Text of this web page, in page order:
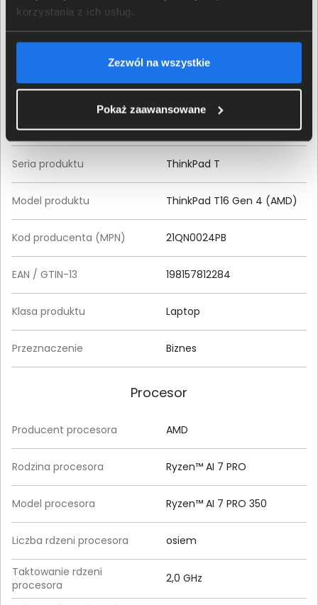
korzystania z ich usług.
Zezwól na wszystkie
Pokaż zaawansowane
Specyfikacja techniczna Lenovo ThinkPad T16
Gen 4 (AMD) 21QN0024PB
Producent Lenovo
Rodzina produktu ThinkPad
Seria produktu ThinkPad T
Model produktu ThinkPad T16 Gen 4 (AMD)
Kod producenta (MPN) 21QN0024PB
EAN / GTIN-13 198157812284
Klasa produktu Laptop
Przeznaczenie Biznes
Procesor
Producent procesora AMD
Rodzina procesora Ryzen™ AI 7 PRO
Model procesora Ryzen™ AI 7 PRO 350
Liczba rdzeni procesora osiem
Taktowanie rdzeni
procesora
2,0 GHz